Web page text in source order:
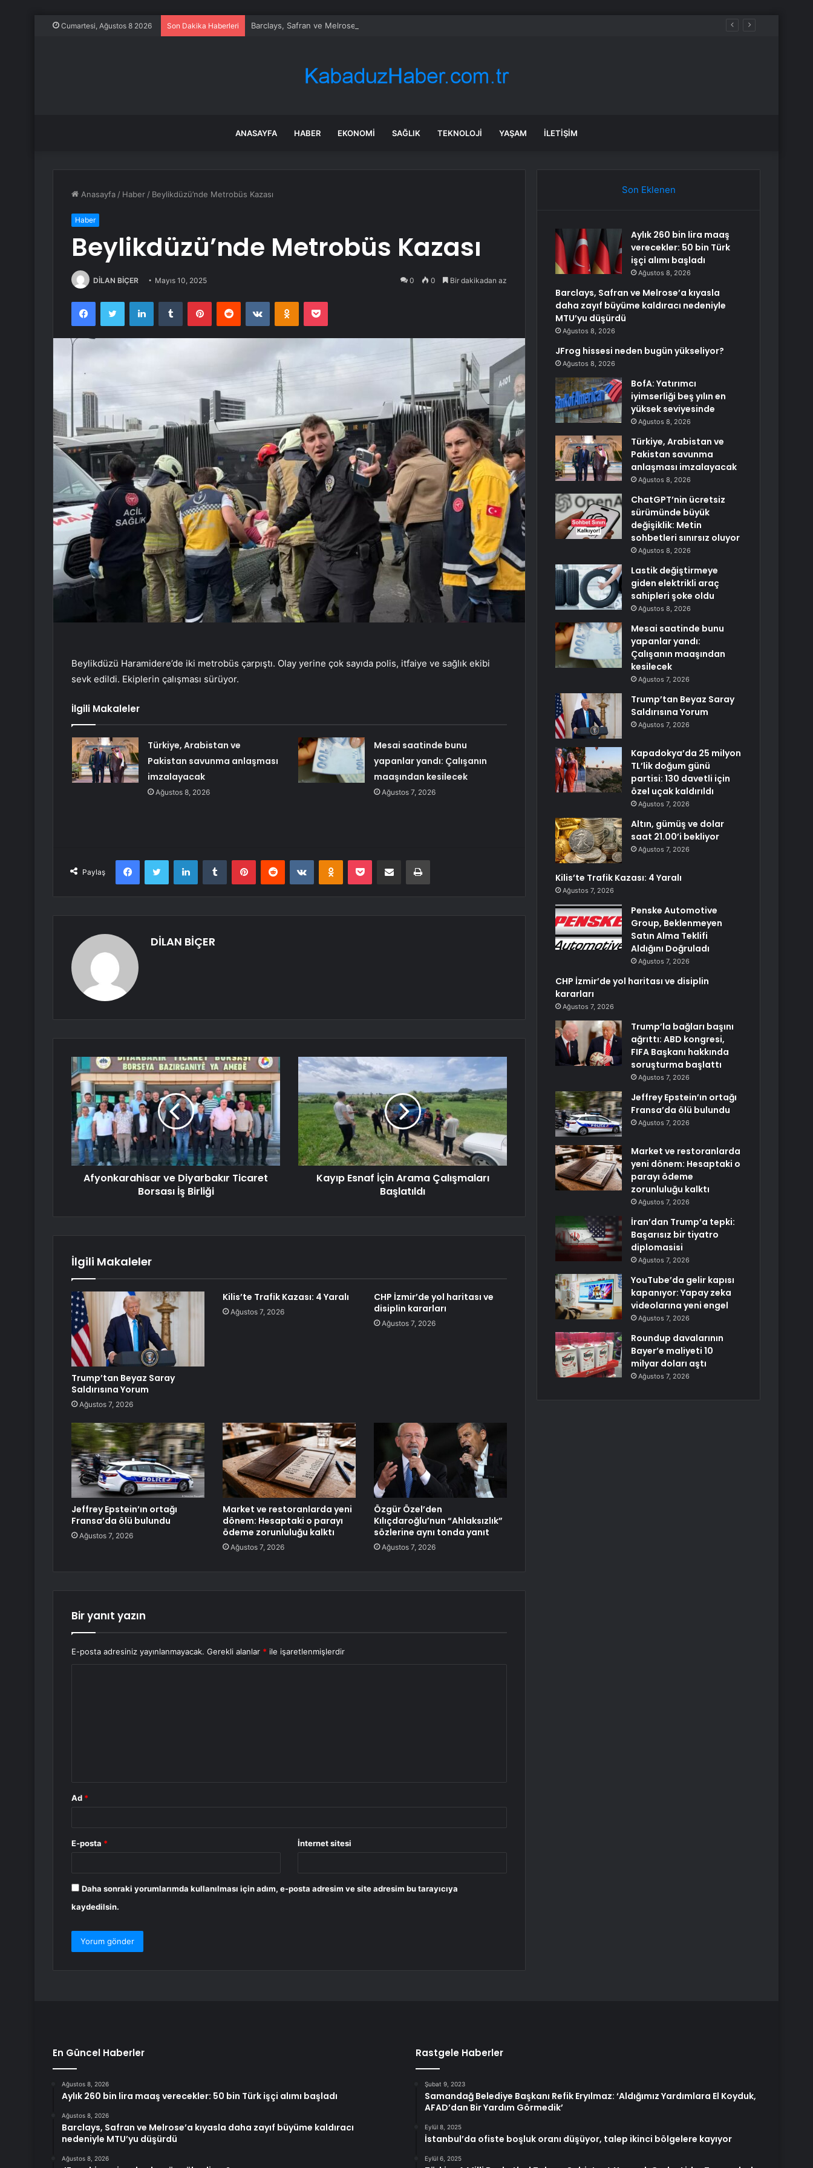
Cumartesi, Ağustos 8 2026 Son Dakika Haberleri Barclays, Safran ve Melrose’a kıyasla daha zayıf büyüme kaldıracı nedeniyle MTU’yu düşürdü
ANASAYFA HABER EKONOMI SAĞLIK TEKNOLOJI YAŞAM İLETIŞIM
Anasayfa / Haber / Beylikdüzü’nde Metrobüs Kazası
Haber
Beylikdüzü’nde Metrobüs Kazası
DİLAN BİÇER Mayıs 10, 2025 0 0 Bir dakikadan az
FacebookTwitter LinkedInTumblr PinterestReddit VKontakteOdnoklassniki
Pocket
Beylikdüzü Haramidere’de iki metrobüs çarpıştı. Olay yerine çok sayıda polis, itfaiye ve sağlık ekibi
sevk edildi. Ekiplerin çalışması sürüyor.
İlgili Makaleler
Türkiye, Arabistan ve
Pakistan savunma anlaşması
imzalayacak
Ağustos 8, 2026
Mesai saatinde bunu
yapanlar yandı: Çalışanın
maaşından kesilecek
Ağustos 7, 2026
Paylaş
FacebookTwitter LinkedInTumblr PinterestReddit VKontakteOdnoklassniki
Pocket E-Posta ile paylaş Yazdır
DİLAN BİÇER
Afyonkarahisar ve Diyarbakır Ticaret
Borsası İş Birliği
Kayıp Esnaf İçin Arama Çalışmaları
Başlatıldı
İlgili Makaleler
Trump’tan Beyaz Saray
Saldırısına Yorum
Ağustos 7, 2026
Kilis’te Trafik Kazası: 4 Yaralı
Ağustos 7, 2026
CHP İzmir’de yol haritası ve
disiplin kararları
Ağustos 7, 2026
Jeffrey Epstein’ın ortağı
Fransa’da ölü bulundu
Ağustos 7, 2026
Market ve restoranlarda yeni
dönem: Hesaptaki o parayı
ödeme zorunluluğu kalktı
Ağustos 7, 2026
Özgür Özel’den
Kılıçdaroğlu’nun “Ahlaksızlık”
sözlerine aynı tonda yanıt
Ağustos 7, 2026
Bir yanıt yazın
E-posta adresiniz yayınlanmayacak. Gerekli alanlar * ile işaretlenmişlerdir
Ad *
E-posta * İnternet sitesi
Daha sonraki yorumlarımda kullanılması için adım, e-posta adresim ve site adresim bu tarayıcıya
kaydedilsin.
Son Eklenen
Aylık 260 bin lira maaş
verecekler: 50 bin Türk
işçi alımı başladı
Ağustos 8, 2026
Barclays, Safran ve Melrose’a kıyasla
daha zayıf büyüme kaldıracı nedeniyle
MTU’yu düşürdü
Ağustos 8, 2026
JFrog hissesi neden bugün yükseliyor?
Ağustos 8, 2026
BofA: Yatırımcı
iyimserliği beş yılın en
yüksek seviyesinde
Ağustos 8, 2026
Türkiye, Arabistan ve
Pakistan savunma
anlaşması imzalayacak
Ağustos 8, 2026
ChatGPT’nin ücretsiz
sürümünde büyük
değişiklik: Metin
sohbetleri sınırsız oluyor
Ağustos 8, 2026
Lastik değiştirmeye
giden elektrikli araç
sahipleri şoke oldu
Ağustos 8, 2026
Mesai saatinde bunu
yapanlar yandı:
Çalışanın maaşından
kesilecek
Ağustos 7, 2026
Trump’tan Beyaz Saray
Saldırısına Yorum
Ağustos 7, 2026
Kapadokya’da 25 milyon
TL’lik doğum günü
partisi: 130 davetli için
özel uçak kaldırıldı
Ağustos 7, 2026
Altın, gümüş ve dolar
saat 21.00’i bekliyor
Ağustos 7, 2026
Kilis’te Trafik Kazası: 4 Yaralı
Ağustos 7, 2026
Penske Automotive
Group, Beklenmeyen
Satın Alma Teklifi
Aldığını Doğruladı
Ağustos 7, 2026
CHP İzmir’de yol haritası ve disiplin
kararları
Ağustos 7, 2026
Trump’la bağları başını
ağrıttı: ABD kongresi,
FIFA Başkanı hakkında
soruşturma başlattı
Ağustos 7, 2026
Jeffrey Epstein’ın ortağı
Fransa’da ölü bulundu
Ağustos 7, 2026
Market ve restoranlarda
yeni dönem: Hesaptaki o
parayı ödeme
zorunluluğu kalktı
Ağustos 7, 2026
İran’dan Trump’a tepki:
Başarısız bir tiyatro
diplomasisi
Ağustos 7, 2026
YouTube’da gelir kapısı
kapanıyor: Yapay zeka
videolarına yeni engel
Ağustos 7, 2026
Roundup davalarının
Bayer’e maliyeti 10
milyar doları aştı
Ağustos 7, 2026
En Güncel Haberler
Ağustos 8, 2026
Aylık 260 bin lira maaş verecekler: 50 bin Türk işçi alımı başladı
Ağustos 8, 2026
Barclays, Safran ve Melrose’a kıyasla daha zayıf büyüme kaldıracı
nedeniyle MTU’yu düşürdü
Ağustos 8, 2026
Rastgele Haberler
Şubat 9, 2023
Samandağ Belediye Başkanı Refik Eryılmaz: ‘Aldığımız Yardımlara El Koyduk,
AFAD’dan Bir Yardım Görmedik’
Eylül 8, 2025
İstanbul’da ofiste boşluk oranı düşüyor, talep ikinci bölgelere kayıyor
Eylül 6, 2025